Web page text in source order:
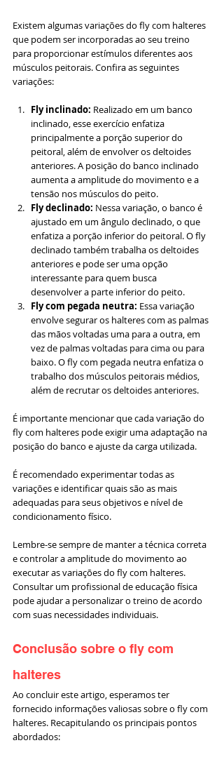
Existem algumas variações do fly com halteres
que podem ser incorporadas ao seu treino
para proporcionar estímulos diferentes aos
músculos peitorais. Confira as seguintes
variações:
Fly inclinado: Realizado em um banco
inclinado, esse exercício enfatiza
principalmente a porção superior do
peitoral, além de envolver os deltoides
anteriores. A posição do banco inclinado
aumenta a amplitude do movimento e a
tensão nos músculos do peito.
Fly declinado: Nessa variação, o banco é
ajustado em um ângulo declinado, o que
enfatiza a porção inferior do peitoral. O fly
declinado também trabalha os deltoides
anteriores e pode ser uma opção
interessante para quem busca
desenvolver a parte inferior do peito.
Fly com pegada neutra: Essa variação
envolve segurar os halteres com as palmas
das mãos voltadas uma para a outra, em
vez de palmas voltadas para cima ou para
baixo. O fly com pegada neutra enfatiza o
trabalho dos músculos peitorais médios,
além de recrutar os deltoides anteriores.
É importante mencionar que cada variação do
fly com halteres pode exigir uma adaptação na
posição do banco e ajuste da carga utilizada.
É recomendado experimentar todas as
variações e identificar quais são as mais
adequadas para seus objetivos e nível de
condicionamento físico.
Lembre-se sempre de manter a técnica correta
e controlar a amplitude do movimento ao
executar as variações do fly com halteres.
Consultar um profissional de educação física
pode ajudar a personalizar o treino de acordo
com suas necessidades individuais.
Conclusão sobre o fly com
halteres
Ao concluir este artigo, esperamos ter
fornecido informações valiosas sobre o fly com
halteres. Recapitulando os principais pontos
abordados: